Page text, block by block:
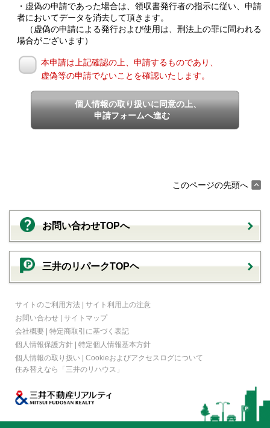
・虚偽の申請であった場合は、領収書発行者の指示に従い、申請
者においてデータを消去して頂きます。
（虚偽の申請による発行および使用は、刑法上の罪に問われる
場合がございます）
本申請は上記確認の上、申請するものであり、
虚偽等の申請でないことを確認いたします。
個人情報の取り扱いに同意の上、
申請フォームへ進む
このページの先頭へ
お問い合わせTOPへ
三井のリパークTOPヘ
サイトのご利用方法 | サイト利用上の注意
お問い合わせ | サイトマップ
会社概要 | 特定商取引に基づく表記
個人情報保護方針 | 特定個人情報基本方針
個人情報の取り扱い | Cookieおよびアクセスログについて
住み替えなら
「三井のリハウス」